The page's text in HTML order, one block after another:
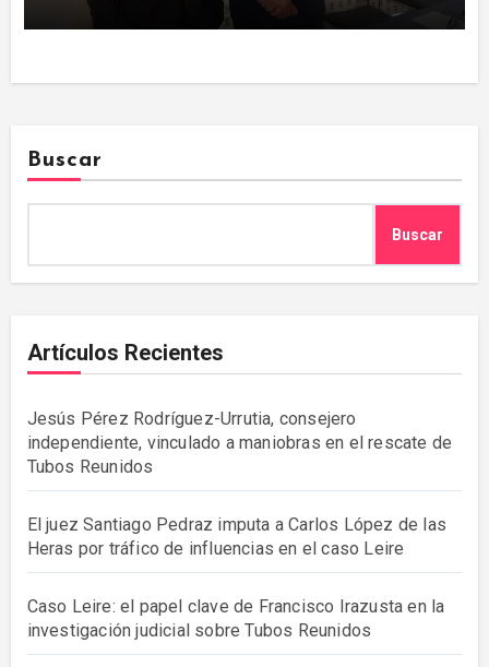
Buscar
Buscar
Artículos Recientes
Jesús Pérez Rodríguez-Urrutia, consejero
independiente, vinculado a maniobras en el rescate de
Tubos Reunidos
El juez Santiago Pedraz imputa a Carlos López de las
Heras por tráfico de influencias en el caso Leire
Caso Leire: el papel clave de Francisco Irazusta en la
investigación judicial sobre Tubos Reunidos